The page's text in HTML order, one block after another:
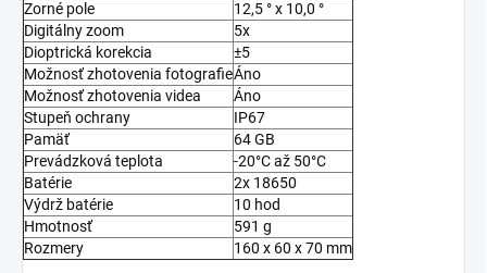
Zorné pole
12,5 ° x 10,0 °
Digitálny zoom
5x
Dioptrická korekcia
±5
Možnosť zhotovenia fotografieÁno
Možnosť zhotovenia videa
Áno
Stupeň ochrany
IP67
Pamäť
64 GB
Prevádzková teplota
-20°C až 50°C
Batérie
2x 18650
Výdrž batérie
10 hod
Hmotnosť
591 g
Rozmery
160 x 60 x 70 mm